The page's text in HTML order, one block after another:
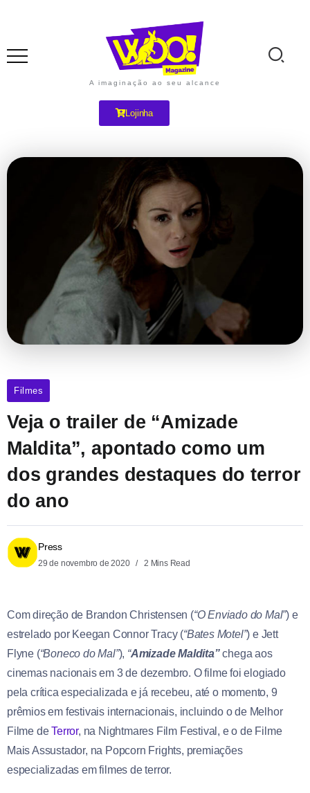
A imaginação ao seu alcance
Lojinha
Filmes
Veja o trailer de “Amizade
Maldita”, apontado como um
dos grandes destaques do terror
do ano
Press
29 de novembro de 2020 2 Mins Read
Com direção de Brandon Christensen (“O Enviado do Mal”) e
estrelado por Keegan Connor Tracy (“Bates Motel”) e Jett
Flyne (“Boneco do Mal”), “Amizade Maldita”chega aos
cinemas nacionais em 3 de dezembro. O filme foi elogiado
pela crítica especializada e já recebeu, até o momento, 9
prêmios em festivais internacionais, incluindo o de Melhor
Filme deTerror, na Nightmares Film Festival, e o de Filme
Mais Assustador, na Popcorn Frights, premiações
especializadas em filmes de terror.